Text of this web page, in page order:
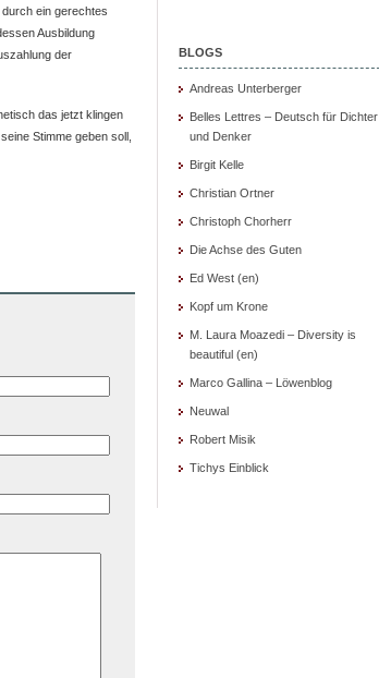
ein gerechtes
Ausbildung
der
das jetzt klingen
Stimme geben soll,
BLOGS
Andreas Unterberger
Belles Lettres – Deutsch für Dichter
und Denker
Birgit Kelle
Christian Ortner
Christoph Chorherr
Die Achse des Guten
Ed West (en)
Kopf um Krone
M. Laura Moazedi – Diversity is
beautiful (en)
Marco Gallina – Löwenblog
Neuwal
Robert Misik
Tichys Einblick